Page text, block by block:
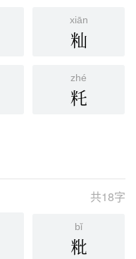
xiān
籼
zhé
籷
共18字
bǐ
粃